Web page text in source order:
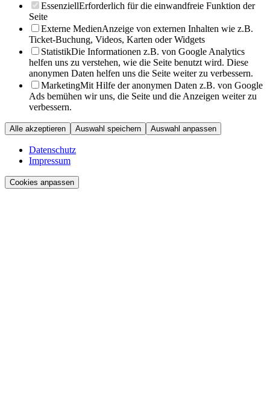
EssenziellErforderlich für die einwandfreie Funktion der
Seite
Externe MedienAnzeige von externen Inhalten wie z.B.
Ticket-Buchung, Videos, Karten oder Widgets
StatistikDie Informationen z.B. von Google Analytics
helfen uns zu verstehen, wie die Seite benutzt wird. Diese
anonymen Daten helfen uns die Seite weiter zu verbessern.
MarketingMit Hilfe der anonymen Daten z.B. von Google
Ads bemühen wir uns, die Seite und die Anzeigen weiter zu
verbessern.
Alle akzeptieren Auswahl speichern Auswahl anpassen
Datenschutz
Impressum
Cookies anpassen